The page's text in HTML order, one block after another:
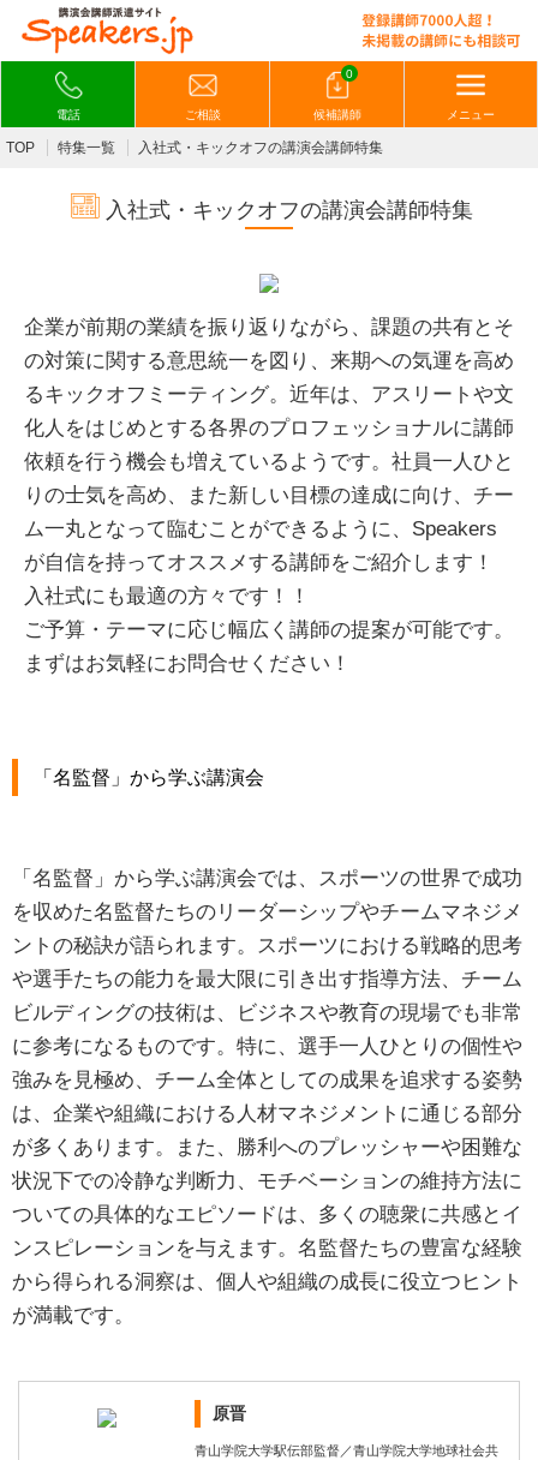
電話 ご相談
0
候補講師 メニュー
TOP 特集一覧 入社式・キックオフの講演会講師特集
入社式・キックオフの講演会講師特集
企業が前期の業績を振り返りながら、課題の共有とそ
の対策に関する意思統一を図り、来期への気運を高め
るキックオフミーティング。近年は、アスリートや文
化人をはじめとする各界のプロフェッショナルに講師
依頼を行う機会も増えているようです。社員一人ひと
りの士気を高め、また新しい目標の達成に向け、チー
ム一丸となって臨むことができるように、Speakers
が自信を持ってオススメする講師をご紹介します！
入社式にも最適の方々です！！
ご予算・テーマに応じ幅広く講師の提案が可能です。
まずはお気軽にお問合せください！
「名監督」から学ぶ講演会
「名監督」から学ぶ講演会では、スポーツの世界で成功
を収めた名監督たちのリーダーシップやチームマネジメ
ントの秘訣が語られます。スポーツにおける戦略的思考
や選手たちの能力を最大限に引き出す指導方法、チーム
ビルディングの技術は、ビジネスや教育の現場でも非常
に参考になるものです。特に、選手一人ひとりの個性や
強みを見極め、チーム全体としての成果を追求する姿勢
は、企業や組織における人材マネジメントに通じる部分
が多くあります。また、勝利へのプレッシャーや困難な
状況下での冷静な判断力、モチベーションの維持方法に
ついての具体的なエピソードは、多くの聴衆に共感とイ
ンスピレーションを与えます。名監督たちの豊富な経験
から得られる洞察は、個人や組織の成長に役立つヒント
が満載です。
原晋
青山学院大学駅伝部監督／青山学院大学地球社会共